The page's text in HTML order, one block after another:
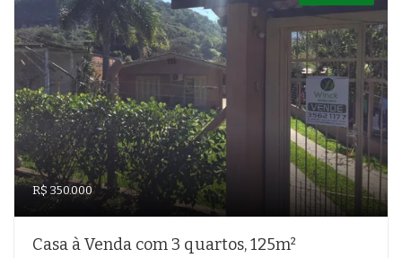
R$ 350.000
Casa à Venda com 3 quartos, 125m²